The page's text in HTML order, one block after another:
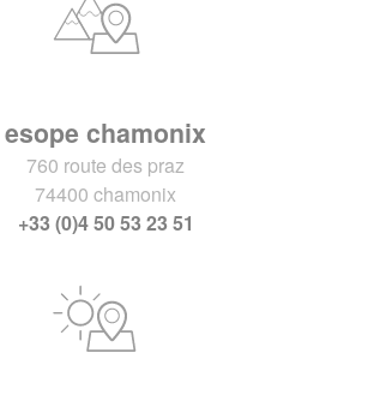
esope chamonix
760 route des praz
74400 chamonix
+33 (0)4 50 53 23 51